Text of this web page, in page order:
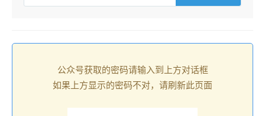
公众号获取的密码请输入到上方对话框
如果上方显示的密码不对，请刷新此页面